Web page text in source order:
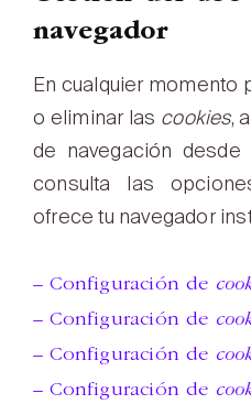
navegador
En cualquier momento
o eliminar las cookies,
de navegación desde
consulta las
ofrece tu navegador
– Configuración de
– Configuración de
– Configuración de
– Configuración de